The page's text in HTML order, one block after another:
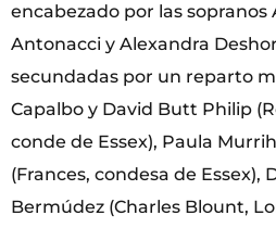
encabezado por las sopranos
Antonacci y Alexandra
secundadas por un reparto
Capalbo y David Butt Philip
conde de Essex), Paula
(Frances, condesa de Essex),
Bermúdez (Charles Blount,